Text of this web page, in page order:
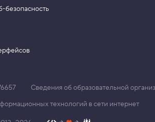
безопасность
Сведения об образовательной
технологий в сети интернет